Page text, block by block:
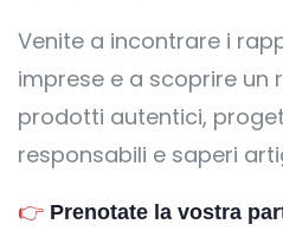
Venite a incontrare i
imprese e a scoprire un
prodotti autentici,
responsabili e saperi
👉 Prenotate la vostra